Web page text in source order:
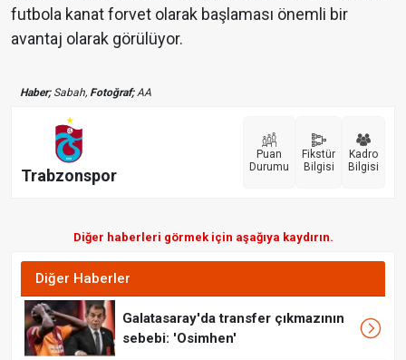
futbola kanat forvet olarak başlaması önemli bir
avantaj olarak görülüyor.
Haber;Sabah, Fotoğraf;AA
Trabzonspor
Puan
Durumu
Fikstür
Bilgisi
Kadro
Bilgisi
Diğer haberleri görmek için aşağıya kaydırın.
Diğer Haberler
Galatasaray'da transfer çıkmazının
sebebi: 'Osimhen'